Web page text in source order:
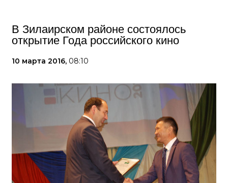
В Зилаирском районе состоялось
открытие Года российского кино
10 марта 2016, 08:10